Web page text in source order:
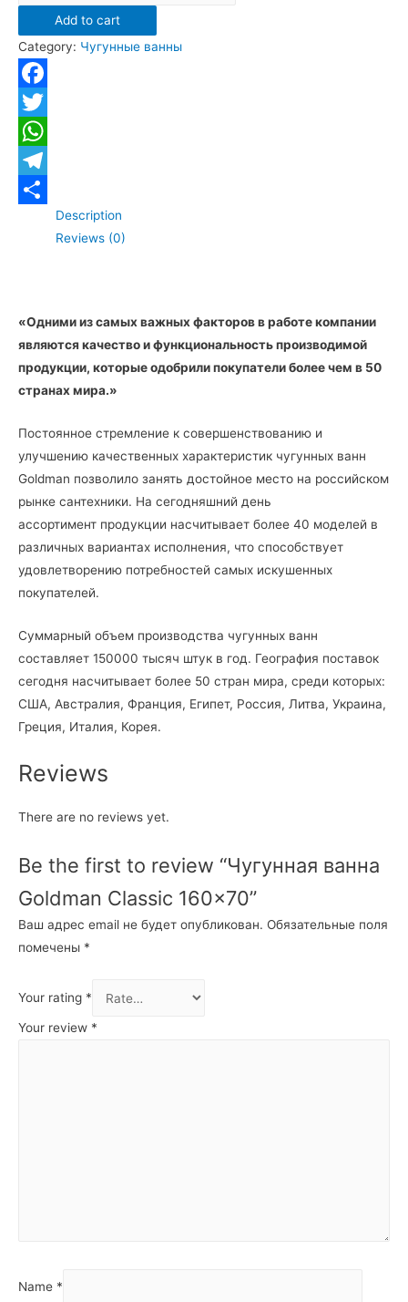
Goldman
Classic
160x70
quantity
Add to cart
Category: Чугунные ванны
Facebook
Twitter
WhatsApp
Telegram
ОтправитьDescription
Reviews (0)
«Одними из самых важных факторов в работе компании
являются качество и функциональность производимой
продукции, которые одобрили покупатели более чем в 50
странах мира.»
Постоянное стремление к совершенствованию и
улучшению качественных характеристик чугунных ванн
Goldman позволило занять достойное место на российском
рынке сантехники. На сегодняшний день
ассортимент продукции насчитывает более 40 моделей в
различных вариантах исполнения, что способствует
удовлетворению потребностей самых искушенных
покупателей.
Суммарный объем производства чугунных ванн
составляет 150000 тысяч штук в год. География поставок
сегодня насчитывает более 50 стран мира, среди которых:
США, Австралия, Франция, Египет, Россия, Литва, Украина,
Греция, Италия, Корея.
Reviews
There are no reviews yet.
Be the first to review “Чугунная ванна
Goldman Classic 160×70”
Ваш адрес email не будет опубликован. Обязательные поля
помечены *
Your rating *
Your review *
Name *